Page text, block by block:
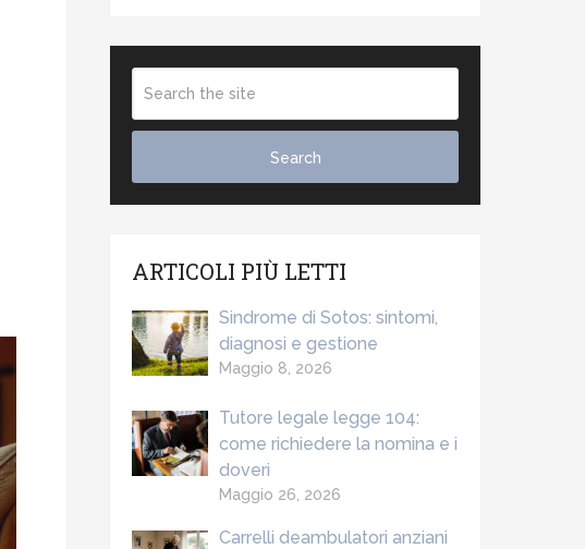
ARTICOLI PIÙ LETTI
Sindrome di Sotos: sintomi,
diagnosi e gestione
Maggio 8, 2026
Tutore legale legge 104:
come richiedere la nomina e i
doveri
Maggio 26, 2026
Carrelli deambulatori anziani